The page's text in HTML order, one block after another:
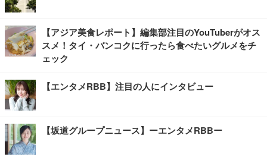
【アジア美食レポート】編集部注目のYouTuberがオス
スメ！タイ・バンコクに行ったら食べたいグルメをチ
ェック
【エンタメRBB】注目の人にインタビュー
【坂道グループニュース】ーエンタメRBBー